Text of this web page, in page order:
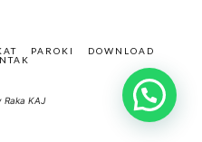
PAROKI
DOWNLOAD
Raka KAJ